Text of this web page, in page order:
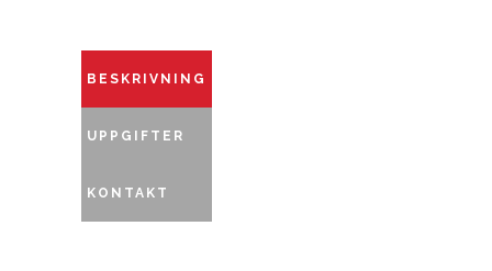
BESKRIVNING
UPPGIFTER
KONTAKT